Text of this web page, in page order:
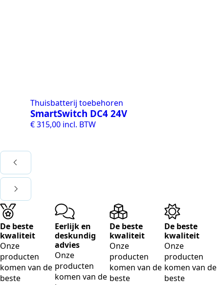
Thuisbatterij toebehoren
SmartSwitch DC4 24V
€315,00 incl. BTW
De beste
kwaliteit
Onze
producten
komen van de
beste
Eerlijk en
deskundig
advies
Onze
producten
komen van de
De beste
kwaliteit
Onze
producten
komen van de
beste
De beste
kwaliteit
Onze
producten
komen van de
beste